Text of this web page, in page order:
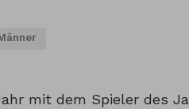
mit dem Spieler des